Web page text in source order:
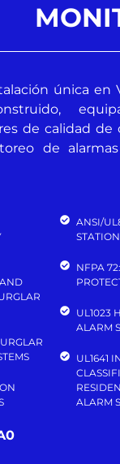
única en
de calidad de
de
ANSI/
NFPA
UL1023
ALARM
UL1641
ALARM